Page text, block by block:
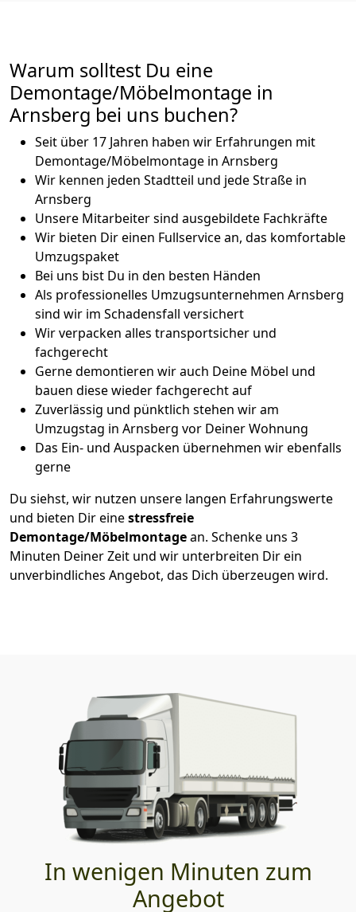
Warum solltest Du eine
Demontage/Möbelmontage in
Arnsberg bei uns buchen?
Seit über 17 Jahren haben wir Erfahrungen mit
Demontage/Möbelmontage in Arnsberg
Wir kennen jeden Stadtteil und jede Straße in
Arnsberg
Unsere Mitarbeiter sind ausgebildete Fachkräfte
Wir bieten Dir einen Fullservice an, das komfortable
Umzugspaket
Bei uns bist Du in den besten Händen
Als professionelles Umzugsunternehmen Arnsberg
sind wir im Schadensfall versichert
Wir verpacken alles transportsicher und
fachgerecht
Gerne demontieren wir auch Deine Möbel und
bauen diese wieder fachgerecht auf
Zuverlässig und pünktlich stehen wir am
Umzugstag in Arnsberg vor Deiner Wohnung
Das Ein- und Auspacken übernehmen wir ebenfalls
gerne
Du siehst, wir nutzen unsere langen Erfahrungswerte
und bieten Dir einestressfreie
Demontage/Möbelmontagean. Schenke uns 3
Minuten Deiner Zeit und wir unterbreiten Dir ein
unverbindliches Angebot, das Dich überzeugen wird.
In wenigen Minuten zum
Angebot